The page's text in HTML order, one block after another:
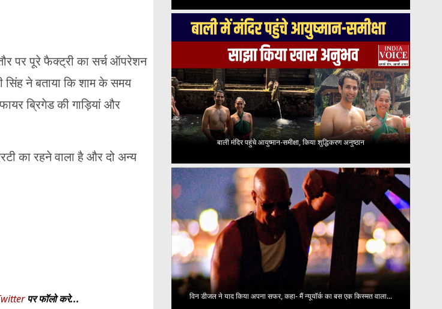
पर पूरे फैक्ट्री का सर्च ऑपरेशन
ने बताया कि शाम के समय
ब्रिगेड की गाड़ियां और
का रहने वाला है और दो अन्य
पर फॉलो करे...
बाली मंदिर पहुंचे आयुष्मान-समीक्षा, किया शुद्धिकरण अनुष्ठान
विन डीजल ने याद किया अपना सफर, कहा- मैं न्यूयॉर्क का बस एक किस्मत वाला...